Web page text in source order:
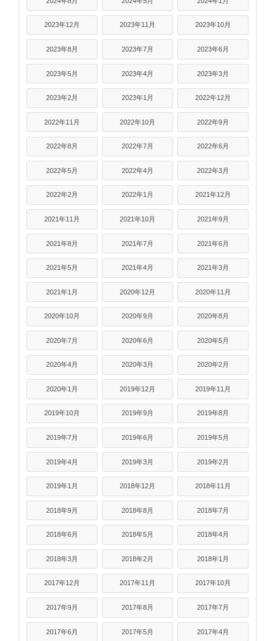
2023年12月 2023年11月 2023年10月
2023年8月 2023年7月 2023年6月
2023年5月 2023年4月 2023年3月
2023年2月 2023年1月 2022年12月
2022年11月 2022年10月 2022年9月
2022年8月 2022年7月 2022年6月
2022年5月 2022年4月 2022年3月
2022年2月 2022年1月 2021年12月
2021年11月 2021年10月 2021年9月
2021年8月 2021年7月 2021年6月
2021年5月 2021年4月 2021年3月
2021年1月 2020年12月 2020年11月
2020年10月 2020年9月 2020年8月
2020年7月 2020年6月 2020年5月
2020年4月 2020年3月 2020年2月
2020年1月 2019年12月 2019年11月
2019年10月 2019年9月 2019年8月
2019年7月 2019年6月 2019年5月
2019年4月 2019年3月 2019年2月
2019年1月 2018年12月 2018年11月
2018年9月 2018年8月 2018年7月
2018年6月 2018年5月 2018年4月
2018年3月 2018年2月 2018年1月
2017年12月 2017年11月 2017年10月
2017年9月 2017年8月 2017年7月
2017年6月 2017年5月 2017年4月